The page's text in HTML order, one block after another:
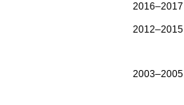
2016–2017
2012–2015
2003–2005